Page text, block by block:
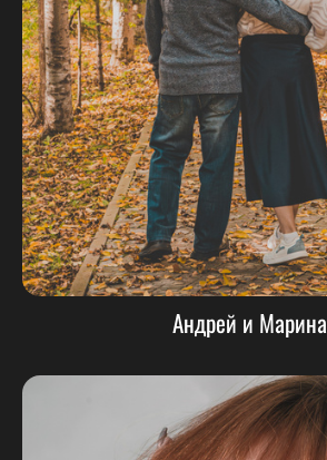
Андрей и Марина